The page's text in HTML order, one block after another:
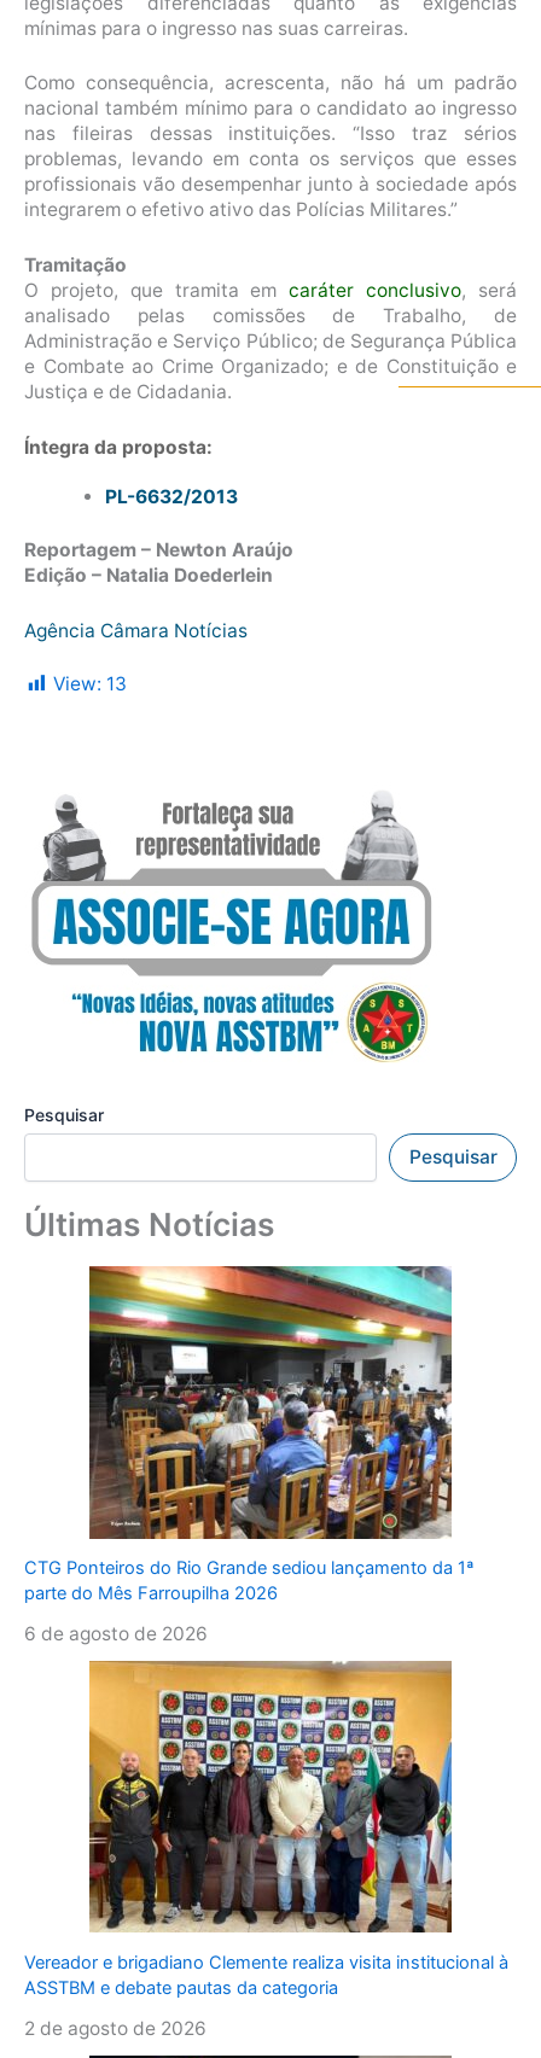
mínimas para o ingresso nas suas carreiras.
Como consequência, acrescenta, não há um padrão
nacional também mínimo para o candidato ao ingresso
nas fileiras dessas instituições. “Isso traz sérios
problemas, levando em conta os serviços que esses
profissionais vão desempenhar junto à sociedade após
integrarem o efetivo ativo das Polícias Militares.”
Tramitação
O projeto, que tramita emcaráter conclusivo, será
analisado pelas comissões de Trabalho, de
Administração e Serviço Público; de Segurança Pública
e Combate ao Crime Organizado; e de Constituição e
Justiça e de Cidadania.
Íntegra da proposta:
PL-6632/2013
Reportagem – Newton Araújo
Edição – Natalia Doederlein
Agência Câmara Notícias
View: 13
Pesquisar
Pesquisar
Últimas Notícias
CTG Ponteiros do Rio Grande sediou lançamento da 1ª
parte do Mês Farroupilha 2026
6 de agosto de 2026
Vereador e brigadiano Clemente realiza visita institucional à
ASSTBM e debate pautas da categoria
2 de agosto de 2026